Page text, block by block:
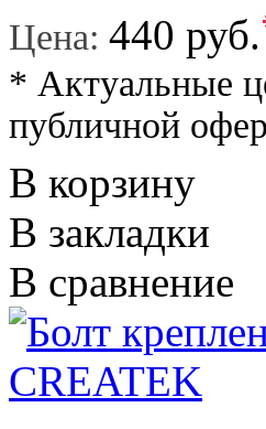
Цена: 440 руб.
* Актуальные
публичной
В корзину
В закладки
В сравнение